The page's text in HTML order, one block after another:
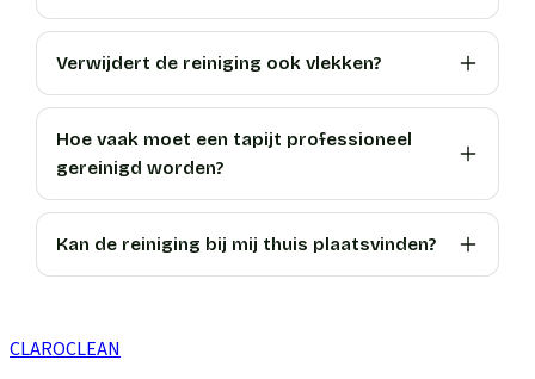
Verwijdert de reiniging ook vlekken?
Hoe vaak moet een tapijt professioneel
gereinigd worden?
Kan de reiniging bij mij thuis plaatsvinden?
CLAROCLEAN